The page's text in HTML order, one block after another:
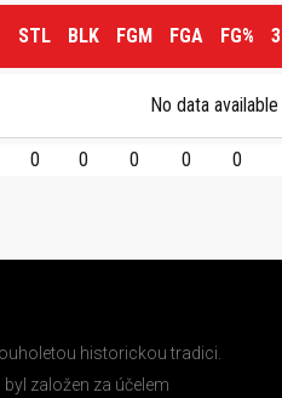
STL BLK FGM FGA FG%
No data
0 0 0 0 0
historickou tradici.
byl založen za účelem